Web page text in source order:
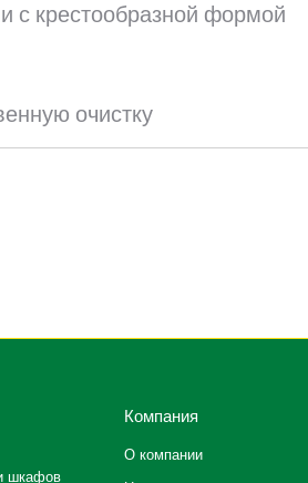
с крестообразной формой
очистку
шкафов
Компания
О компании